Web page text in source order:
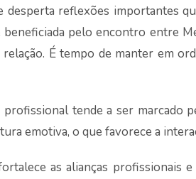
reflexões importantes
pelo encontro entre
É tempo de manter em
tende a ser
emotiva, o que favorece a
as alianças profissionais